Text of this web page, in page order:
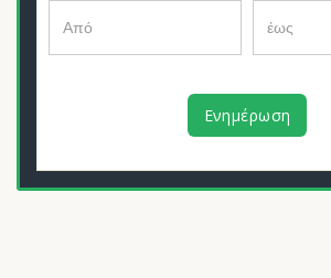
Ενημέρωση